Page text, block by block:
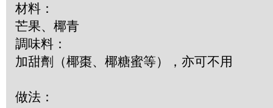
材料：
芒果、椰青
調味料：
加甜劑（椰棗、椰糖蜜等），亦可不用
做法：